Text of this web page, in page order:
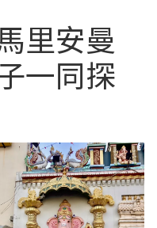
里安曼
一同探